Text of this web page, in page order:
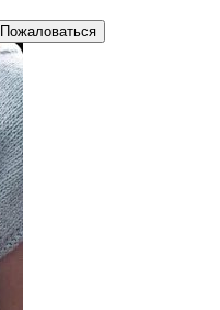
Пожаловаться